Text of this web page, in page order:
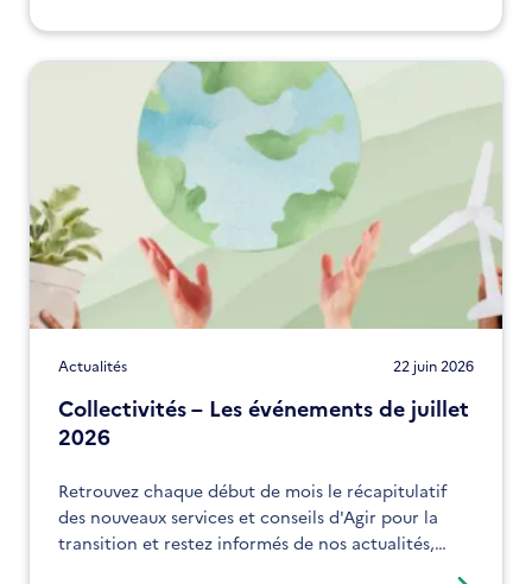
Actualités 22 juin 2026
Collectivités – Les événements de juillet
2026
Retrouvez chaque début de mois le récapitulatif
des nouveaux services et conseils d'Agir pour la
transition et restez informés de nos actualités,